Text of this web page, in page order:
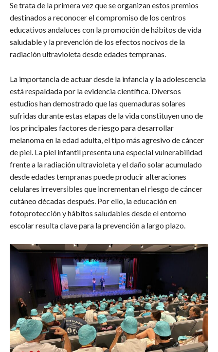
Se trata de la primera vez que se organizan estos premios
destinados a reconocer el compromiso de los centros
educativos andaluces con la promoción de hábitos de vida
saludable y la prevención de los efectos nocivos de la
radiación ultravioleta desde edades tempranas.
La importancia de actuar desde la infancia y la adolescencia
está respaldada por la evidencia científica. Diversos
estudios han demostrado que las quemaduras solares
sufridas durante estas etapas de la vida constituyen uno de
los principales factores de riesgo para desarrollar
melanoma en la edad adulta, el tipo más agresivo de cáncer
de piel. La piel infantil presenta una especial vulnerabilidad
frente a la radiación ultravioleta y el daño solar acumulado
desde edades tempranas puede producir alteraciones
celulares irreversibles que incrementan el riesgo de cáncer
cutáneo décadas después. Por ello, la educación en
fotoprotección y hábitos saludables desde el entorno
escolar resulta clave para la prevención a largo plazo.